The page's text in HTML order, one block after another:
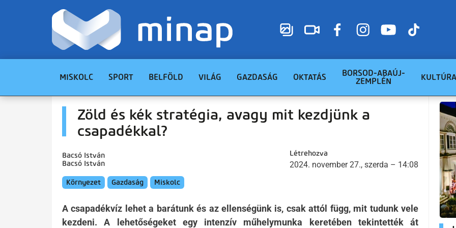
MISKOLC SPORT BELFÖLD VILÁG GAZDASÁG OKTATÁS
BORSOD-ABAÚJ-
ZEMPLÉN
KULTÚRA
Zöld és kék stratégia, avagy mit kezdjünk a
csapadékkal?
Bacsó István
Bacsó István
Létrehozva
2024. november 27., szerda – 14:08
Környezet Gazdaság Miskolc
A csapadékvíz lehet a barátunk és az ellenségünk is, csak attól függ, mit tudunk vele
kezdeni. A lehetőségeket egy intenzív műhelymunka keretében tekintették át